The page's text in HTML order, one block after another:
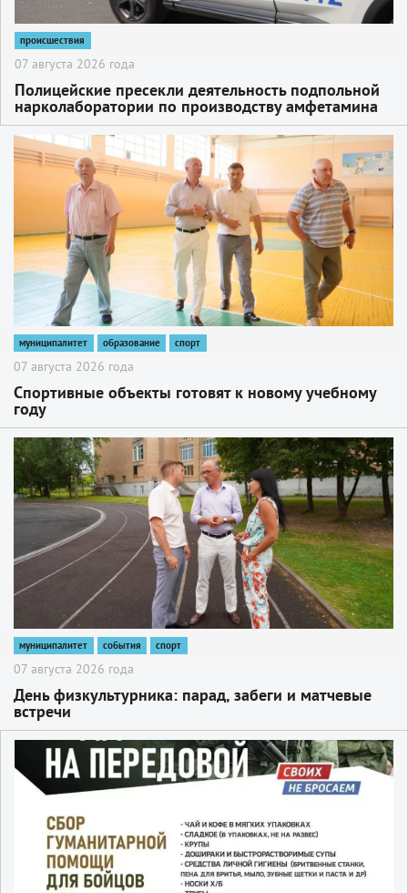
происшествия
07 августа 2026 года
Полицейские пресекли деятельность подпольной
нарколаборатории по производству амфетамина
2
муниципалитет образование спорт
07 августа 2026 года
Спортивные объекты готовят к новому учебному
году
2
муниципалитет события спорт
07 августа 2026 года
День физкультурника: парад, забеги и матчевые
встречи